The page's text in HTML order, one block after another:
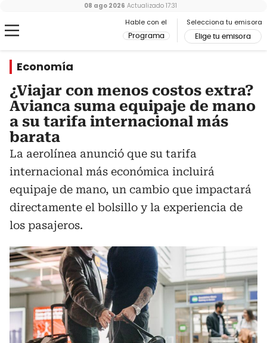
Hable con el
Programa
Selecciona tu emisora
Elige tu emisora
08 ago 2026 Actualizado 17:31
Economía
¿Viajar con menos costos extra?
Avianca suma equipaje de mano
a su tarifa internacional más
barata
La aerolínea anunció que su tarifa
internacional más económica incluirá
equipaje de mano, un cambio que impactará
directamente el bolsillo y la experiencia de
los pasajeros.